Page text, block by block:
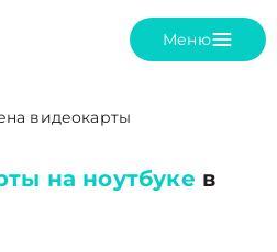
Меню
видеокарты
на ноутбуке в